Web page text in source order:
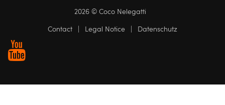
2026 © Coco Nelegatti
Contact
| Legal Notice | Datenschutz